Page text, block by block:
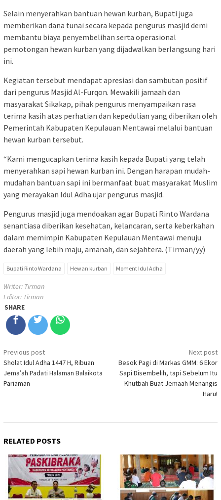
Selain menyerahkan bantuan hewan kurban, Bupati juga
memberikan dana tunai secara kepada pengurus masjid demi
membantu biaya penyembelihan serta operasional
pemotongan hewan kurban yang dijadwalkan berlangsung hari
ini.
Kegiatan tersebut mendapat apresiasi dan sambutan positif
dari pengurus Masjid Al-Furqon. Mewakili jamaah dan
masyarakat Sikakap, pihak pengurus menyampaikan rasa
terima kasih atas perhatian dan kepedulian yang diberikan oleh
Pemerintah Kabupaten Kepulauan Mentawai melalui bantuan
hewan kurban tersebut.
“Kami mengucapkan terima kasih kepada Bupati yang telah
menyerahkan sapi hewan kurban ini. Dengan harapan mudah-
mudahan bantuan sapi ini bermanfaat buat masyarakat Muslim
yang merayakan Idul Adha ujar pengurus masjid.
Pengurus masjid juga mendoakan agar Bupati Rinto Wardana
senantiasa diberikan kesehatan, kelancaran, serta keberkahan
dalam memimpin Kabupaten Kepulauan Mentawai menuju
daerah yang lebih maju, amanah, dan sejahtera. (Tirman/yy)
Bupati Rinto Wardana Hewan kurban Moment Idul Adha
Writer: Tirman
Editor: Tirman
SHARE
Post
navigation
Previous post
Sholat Idul Adha 1447 H, Ribuan
Jema’ah Padati Halaman Balaikota
Pariaman
Next post
Besok Pagi di Markas GMM: 6 Ekor
Sapi Disembelih, tapi Sebelum Itu
Khutbah Buat Jemaah Menangis
Haru!
RELATED POSTS